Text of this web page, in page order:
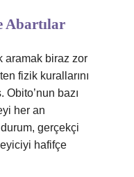
Abartılar
aramak biraz zor
fizik kurallarını
Obito’nun bazı
her an
gerçekçi
hafifçe